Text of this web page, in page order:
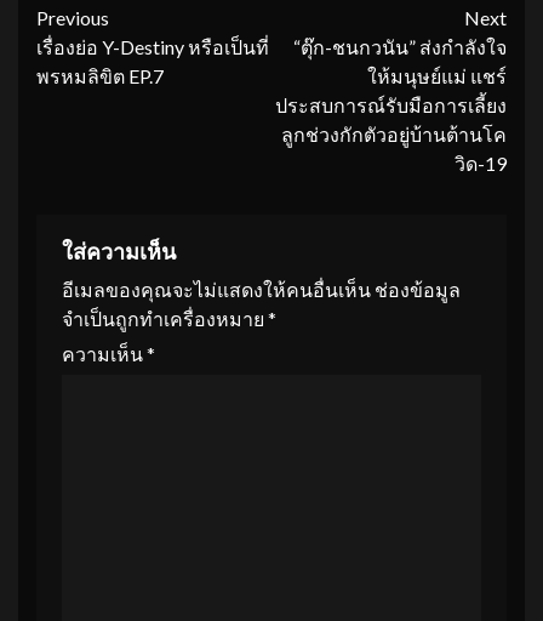
Continue
Reading
Previous
เรื่องย่อ Y-Destiny หรือเป็นที่
พรหมลิขิต EP.7
Next
“ตุ๊ก-ชนกวนัน” ส่งกำลังใจ
ให้มนุษย์แม่ แชร์
ประสบการณ์รับมือการเลี้ยง
ลูกช่วงกักตัวอยู่บ้านต้านโค
วิด-19
ใส่ความเห็น
อีเมลของคุณจะไม่แสดงให้คนอื่นเห็น ช่องข้อมูล
จำเป็นถูกทำเครื่องหมาย *
ความเห็น*